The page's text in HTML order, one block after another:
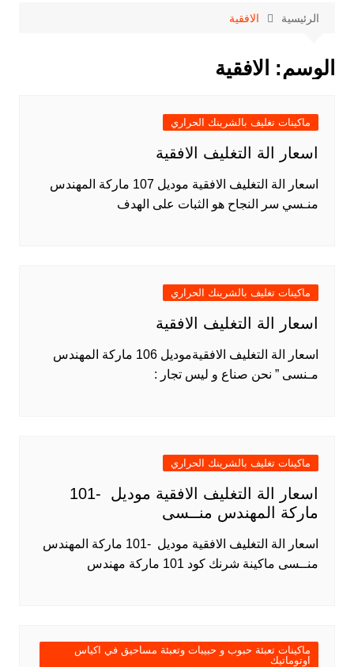
الرئيسية الافقية
الوسم: الافقية
ماكينات تغليف بالشرينك الحراري
اسعار الة التغليف الافقية
اسعار الة التغليف الافقية موديل 107 ماركة المهندس
منـسي سر النجاح هو الثبات على الهدف
ماكينات تغليف بالشرينك الحراري
اسعار الة التغليف الافقية
اسعار الة التغليف الافقيةموديل 106 ماركة المهندس
مـنسى ” نحن صناع و ليس تجار :
ماكينات تغليف بالشرينك الحراري
اسعار الة التغليف الافقية موديل -101
ماركة المهندس منــسى
اسعار الة التغليف الافقية موديل -101 ماركة المهندس
منــسى ماكينة شرنك كود 101 ماركة مهندس
ماكينات تعبئة حبوب و حبيبات وتعبئة مساحيق في اكياس
اوتوماتيك